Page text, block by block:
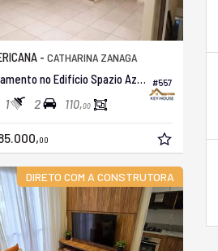
#557
- CATHARINA ZANAGA
1 2 110,00
00
DIRETO COM A CONSTRUTORA